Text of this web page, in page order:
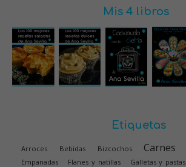
Mis 4 libros
Etiquetas
Arroces Bebidas Bizcochos Carnes
Empanadas Flanes y natillas Galletas y pastas